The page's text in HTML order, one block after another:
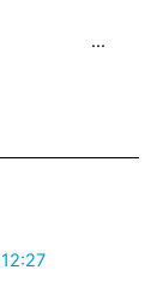
···
12:27